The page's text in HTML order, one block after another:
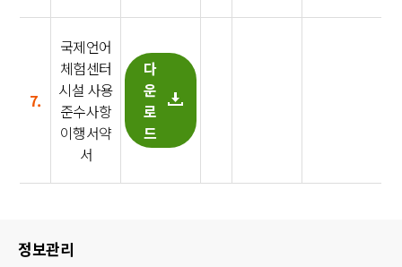
7.
국제언어
체험센터
시설 사용
준수사항
이행서약
서
다
운
로
드
정보관리